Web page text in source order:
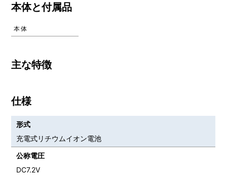
本体と付属品
本体
主な特徴
仕様
形式
充電式リチウムイオン電池
公称電圧
DC7.2V